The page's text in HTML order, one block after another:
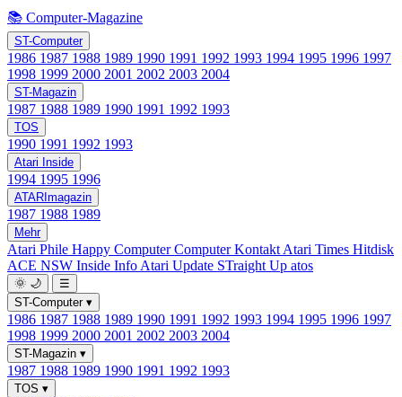
📚 Computer-Magazine
ST-Computer
1986 1987 1988 1989 1990 1991 1992 1993 1994 1995 1996 1997
1998 1999 2000 2001 2002 2003 2004
ST-Magazin
1987 1988 1989 1990 1991 1992 1993
TOS
1990 1991 1992 1993
Atari Inside
1994 1995 1996
ATARImagazin
1987 1988 1989
Mehr
Atari Phile Happy ComputerComputer Kontakt Atari Times Hitdisk
ACE NSW Inside Info Atari Update STraight Up atos
🌞 🌙
☰
ST-Computer ▾
1986 1987 1988 1989 1990 1991 1992 1993 1994 1995 1996 1997
1998 1999 2000 2001 2002 2003 2004
ST-Magazin ▾
1987 1988 1989 1990 1991 1992 1993
TOS ▾